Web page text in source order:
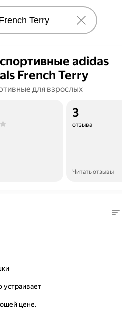
adidas
French Terry
для взрослых
3
отзыва
Читать отзывы
устраивает
цене.